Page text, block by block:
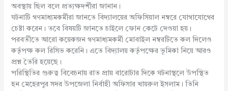
অবস্থায় ছিল বলে প্রত্যক্ষদর্শীরা জানান।
ঘটনাটি গণমাধ্যমকর্মীরা জানতে বিদ্যালয়ের অফিসিয়াল নম্বরে যোগাযোগের
চেষ্টা করেন। তবে বিষয়টি জানতে চাইলে ফোন কেটে দেওয়া হয়।
পরবর্তীতে আরো কয়েকজন গণমাধ্যমকর্মী মোবাইল নম্বরটিতে কল দিলেও
কর্তৃপক্ষ কল রিসিভ করেনি। এতে বিদ্যালয় কর্তৃপক্ষের ভূমিকা নিয়ে আরও
প্রশ্ন তৈরি হয়েছে।
পরিস্থিতির গুরুত্ব বিবেচনায় রাত প্রায় বারোটার দিকে ঘটনাস্থলে উপস্থিত
হন মেহেরপুর সদর উপজেলা নির্বাহী অফিসার খায়রুল ইসলাম। তিনি